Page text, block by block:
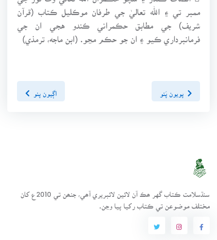
ممبر تي ۽ الله تعاليٰ جي طرفان موڪليل ڪتاب (قرآن
شريف) جي مطابق حڪمراني ڪندو هجي ان جي
فرمانبرداري ڪيو ۽ ان جو حڪم مڃو. (ابن ماجه، ترمذي)
پويون پَنو اڳيون پنو
سنڌسلامت ڪتاب گهر ھڪ آن لائين لائبريري آھي، جنھن تي 2010ع کان
مختلف موضوعن تي ڪتاب رکيا پيا وڃن.